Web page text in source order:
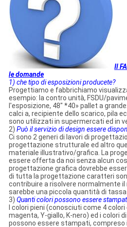
Il
le domande
1) che tipo di esposizioni producete?
Progettiamo e fabbrichiamo
esempio: la contro unità, FSDU/
l'esposizione, 48" *40» pallet a
calci a, recipiente dello scarico, pila
sono utilizzati in supermercati ed in
2) Può il servizio di design essere
Ci sono 2 generi di lavori di
progettazione strutturale ed altro
materiale illustrativo/grafica. La
essere offerta da noi senza alcun
progettazione grafica dovrebbe
di tutta la progettazione caratteri
contribuire a risolvere normalmente
sarebbe una piccola quantità di
3) Quanti colori possono essere
I colori pieni (conosciuti come 4 colori
magenta, Y-giallo, K-nero) ed i colori
possono essere stampati, compreso